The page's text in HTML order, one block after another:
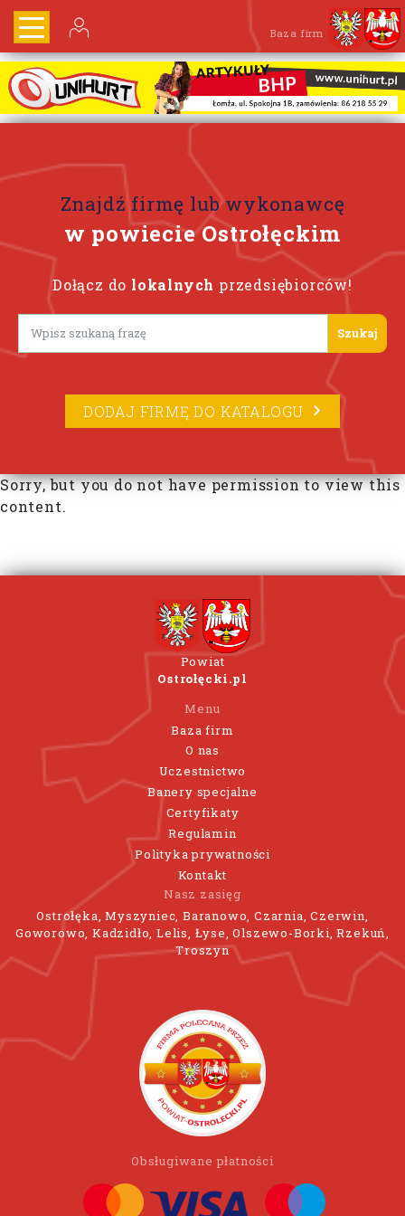
Baza firm
Znajdź firmę lub wykonawcę
w powiecie Ostrołęckim
Dołącz do lokalnych przedsiębiorców!
DODAJ FIRMĘ DO KATALOGU
Sorry, but you do not have permission to view this
content.
Powiat
Ostrołęcki.pl
Menu
Baza firm
O nas
Uczestnictwo
Banery specjalne
Certyfikaty
Regulamin
Polityka prywatności
Kontakt
Nasz zasięg
Ostrołęka, Myszyniec, Baranowo, Czarnia, Czerwin,
Goworowo, Kadzidło, Lelis, Łyse, Olszewo-Borki, Rzekuń,
Troszyn
Obsługiwane płatności